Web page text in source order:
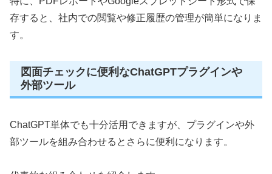
存すると、社内での閲覧や修正履歴の管理が簡単になりま
す。
図面チェックに便利なChatGPTプラグインや
外部ツール
ChatGPT単体でも十分活用できますが、プラグインや外
部ツールを組み合わせるとさらに便利になります。